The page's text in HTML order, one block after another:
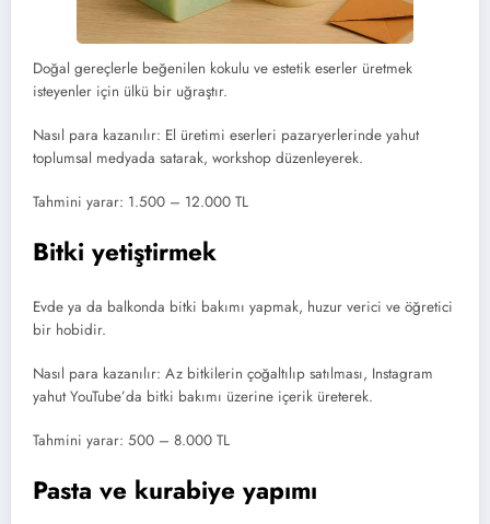
Doğal gereçlerle beğenilen kokulu ve estetik eserler üretmek
isteyenler için ülkü bir uğraştır.
Nasıl para kazanılır: El üretimi eserleri pazaryerlerinde yahut
toplumsal medyada satarak, workshop düzenleyerek.
Tahmini yarar: 1.500 – 12.000 TL
Bitki yetiştirmek
Evde ya da balkonda bitki bakımı yapmak, huzur verici ve öğretici
bir hobidir.
Nasıl para kazanılır: Az bitkilerin çoğaltılıp satılması, Instagram
yahut YouTube’da bitki bakımı üzerine içerik üreterek.
Tahmini yarar: 500 – 8.000 TL
Pasta ve kurabiye yapımı